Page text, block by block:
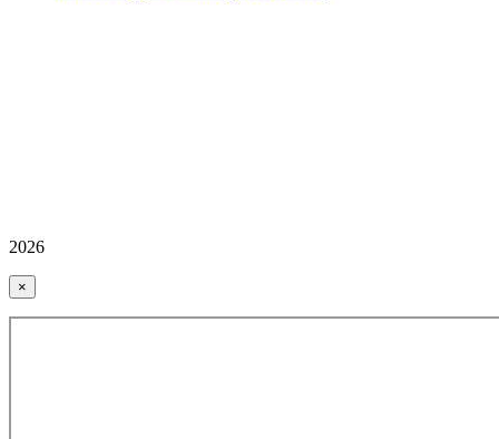
2026
×